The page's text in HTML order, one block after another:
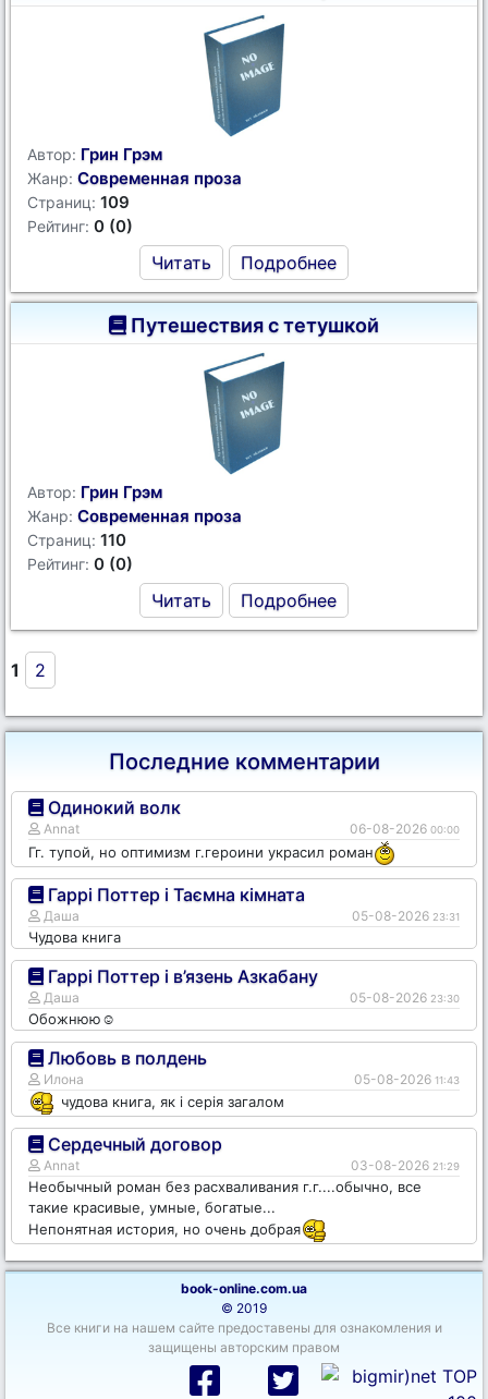
Автор: Грин Грэм
Жанр: Современная проза
Страниц: 109
Рейтинг: 0 (0)
Читать Подробнее
Путешествия с тетушкой
Автор: Грин Грэм
Жанр: Современная проза
Страниц: 110
Рейтинг: 0 (0)
Читать Подробнее
1 2
Последние комментарии
Одинокий волк
Annat 06-08-2026 00:00
Гг. тупой, но оптимизм г.героини украсил роман
Гаррі Поттер і Таємна кімната
Даша 05-08-2026 23:31
Чудова книга
Гаррі Поттер і в’язень Азкабану
Даша 05-08-2026 23:30
Обожнюю☺️
Любовь в полдень
Илона 05-08-2026 11:43
чудова книга, як і серія загалом
Сердечный договор
Annat 03-08-2026 21:29
Необычный роман без расхваливания г.г....обычно, все
такие красивые, умные, богатые...
Непонятная история, но очень добрая
book-online.com.ua
© 2019
Все книги на нашем сайте предоставены для ознакомления и
защищены авторским правом